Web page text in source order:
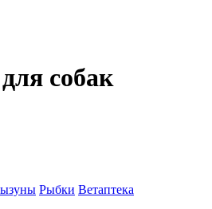
собак
Рыбки Ветаптека